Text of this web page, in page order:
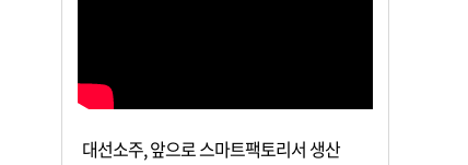
대선소주, 앞으로 스마트팩토리서 생산